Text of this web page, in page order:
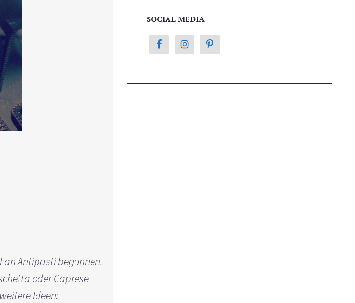
an Antipasti begonnen.
oder Caprese
Ideen:
SOCIAL MEDIA